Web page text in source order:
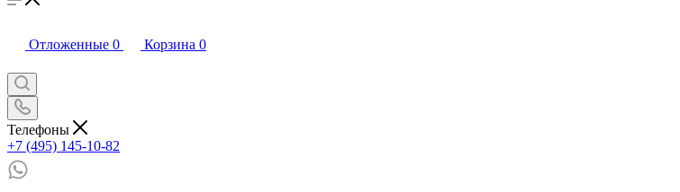
Отложенные 0 Корзина 0
Телефоны
+7 (495) 145-10-82